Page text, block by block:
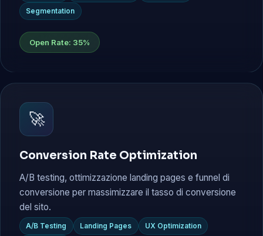
Segmentation
Open Rate: 35%
🚀
Conversion Rate Optimization
A/B testing, ottimizzazione landing pages e funnel di
conversione per massimizzare il tasso di conversione
del sito.
A/B Testing Landing Pages UX Optimization